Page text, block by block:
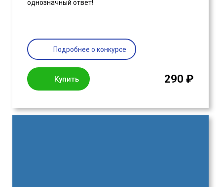
однозначный ответ!
Подробнее о конкурсе
Купить 290 ₽